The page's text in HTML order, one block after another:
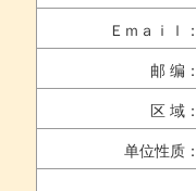
Ｅｍａｉｌ：
邮 编：
区 域：
单位性质：